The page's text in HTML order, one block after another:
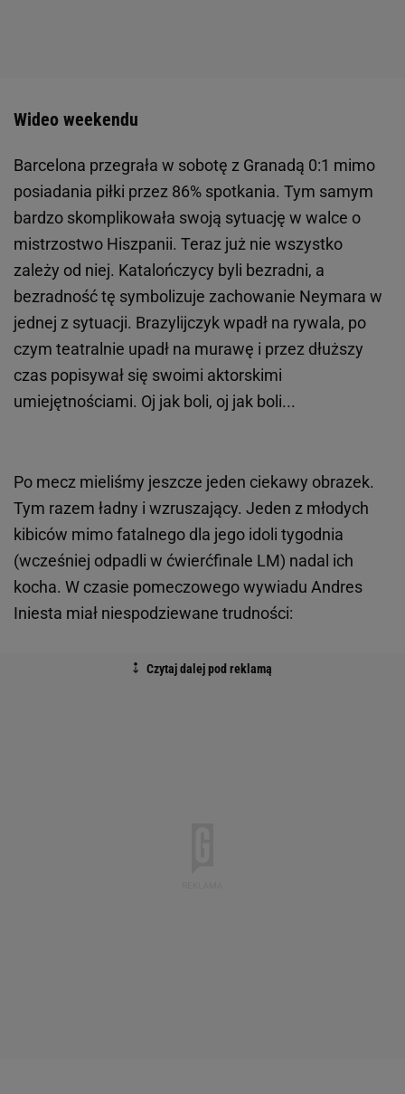
Wideo weekendu
Barcelona przegrała w sobotę z Granadą 0:1 mimo
posiadania piłki przez 86% spotkania. Tym samym
bardzo skomplikowała swoją sytuację w walce o
mistrzostwo Hiszpanii. Teraz już nie wszystko
zależy od niej. Katalończycy byli bezradni, a
bezradność tę symbolizuje zachowanie Neymara w
jednej z sytuacji. Brazylijczyk wpadł na rywala, po
czym teatralnie upadł na murawę i przez dłuższy
czas popisywał się swoimi aktorskimi
umiejętnościami. Oj jak boli, oj jak boli...
Po mecz mieliśmy jeszcze jeden ciekawy obrazek.
Tym razem ładny i wzruszający. Jeden z młodych
kibiców mimo fatalnego dla jego idoli tygodnia
(wcześniej odpadli w ćwierćfinale LM) nadal ich
kocha. W czasie pomeczowego wywiadu Andres
Iniesta miał niespodziewane trudności: